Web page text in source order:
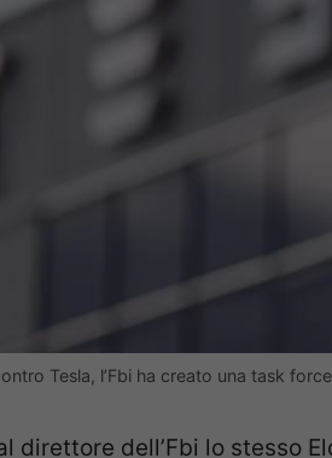
Tesla, l’Fbi ha creato una task
direttore dell’Fbi lo stesso